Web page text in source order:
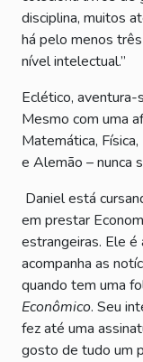
disciplina, muitos
há pelo menos
nível intelectual.”
Eclético,
Mesmo com uma
Matemática,
e Alemão – nunca
Daniel está
em prestar
estrangeiras. Ele é
acompanha as
quando tem uma
Econômico. Seu
fez até uma
gosto de tudo um